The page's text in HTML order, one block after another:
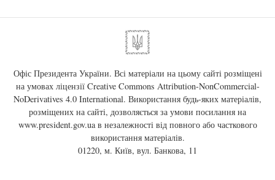
Офіс Президента України. Всі матеріали на цьому сайті розміщені
на умовах ліцензії Creative Commons Attribution-NonCommercial-
NoDerivatives 4.0 International. Використання будь-яких матеріалів,
розміщених на сайті, дозволяється за умови посилання на
www.president.gov.uaв незалежності від повного або часткового
використання матеріалів.
01220, м. Київ, вул. Банкова, 11